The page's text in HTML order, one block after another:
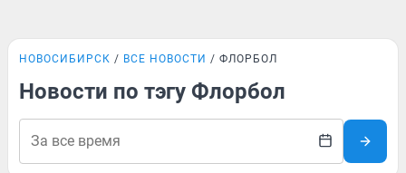
НОВОСИБИРСК ВСЕ НОВОСТИ ФЛОРБОЛ
Новости по тэгу Флорбол